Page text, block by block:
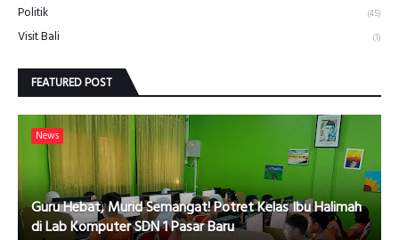
Politik (45)
Visit Bali (1)
FEATURED POST
News
Guru Hebat, Murid Semangat! Potret Kelas Ibu Halimah
di Lab Komputer SDN 1 Pasar Baru